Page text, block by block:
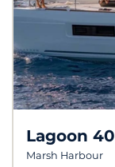
Lagoon 40
Marsh Harbour